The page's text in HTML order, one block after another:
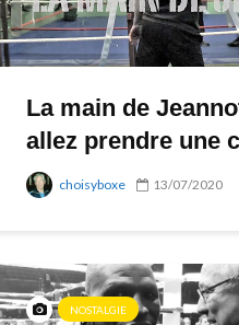
La main de
allez prendre une
choisyboxe 13/07/2020
NOSTALGIE